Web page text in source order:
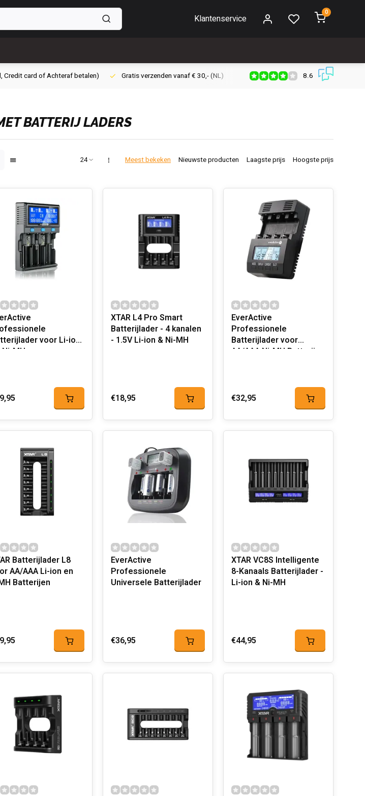
Klantenservice
0
Credit card of Achteraf betalen) Gratis verzenden vanaf € 30,- (NL) Verzendkosten € 2,95 (NL)
8.6
BATTERIJ LADERS
Meest bekeken Nieuwste producten Laagste prijs Hoogste prijs
voor Li-ion
Ni-MH
XTAR L4 Pro Smart
Batterijlader - 4 kanalen
- 1.5V Li-ion & Ni-MH
€18,95
EverActive
Professionele
Batterijlader voor
AA/AAA Ni-MH Batterijen
€32,95
Batterijlader L8
AA/AAA Li-ion en
Batterijen
EverActive
Professionele
Universele Batterijlader
€36,95
XTAR VC8S Intelligente
8-Kanaals Batterijlader -
Li-ion & Ni-MH
€44,95